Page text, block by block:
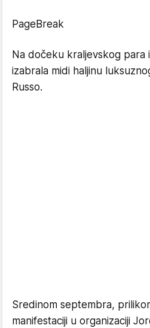
PageBreak
Na dočeku kraljevskog para
izabrala midi haljinu
Russo.
Sredinom septembra,
manifestaciji u organizaciji